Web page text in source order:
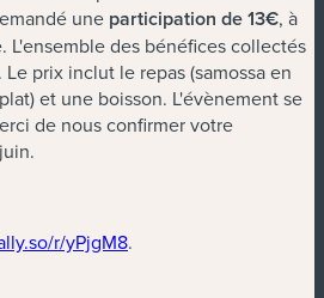
une participation de 13€, à
L'ensemble des bénéfices collectés
prix inclut le repas (samossa en
et une boisson. L'évènement se
de nous confirmer votre
fenêtre)r/yPjgM8(nouvelle fenêtre)
.